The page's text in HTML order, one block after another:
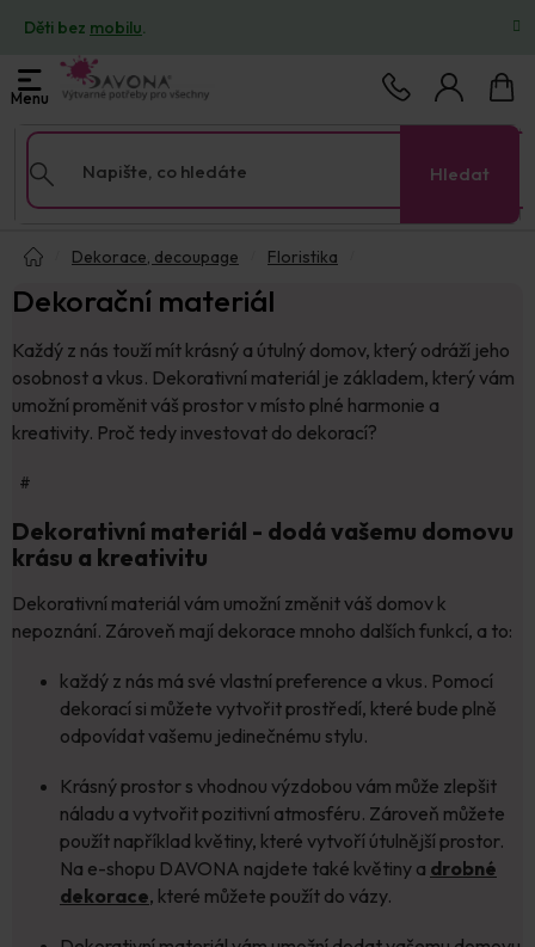
obsah
Děti bez mobilu.
Hledat
košík
Dekorace, decoupage
Floristika
Dekorační materiál
Každý z nás touží mít krásný a útulný domov, který odráží jeho
osobnost a vkus. Dekorativní materiál je základem, který vám
umožní proměnit váš prostor v místo plné harmonie a
kreativity. Proč tedy investovat do dekorací?
#
Dekorativní materiál - dodá vašemu domovu
krásu a kreativitu
Dekorativní materiál vám umožní změnit váš domov k
nepoznání. Zároveň mají dekorace mnoho dalších funkcí, a to:
každý z nás má své vlastní preference a vkus. Pomocí
dekorací si můžete vytvořit prostředí, které bude plně
odpovídat vašemu jedinečnému stylu.
Krásný prostor s vhodnou výzdobou vám může zlepšit
náladu a vytvořit pozitivní atmosféru. Zároveň můžete
použít například květiny, které vytvoří útulnější prostor.
Na e-shopu DAVONA najdete také květiny a drobné
dekorace, které můžete použít do vázy.